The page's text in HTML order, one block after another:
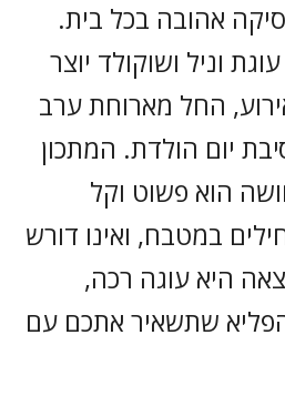
אהובה בכל בית.
וניל ושוקולד יוצר
החל מארוחת ערב
יום הולדת. המתכון
הוא פשוט וקל
במטבח, ואינו דורש
היא עוגה רכה,
שתשאיר אתכם עם